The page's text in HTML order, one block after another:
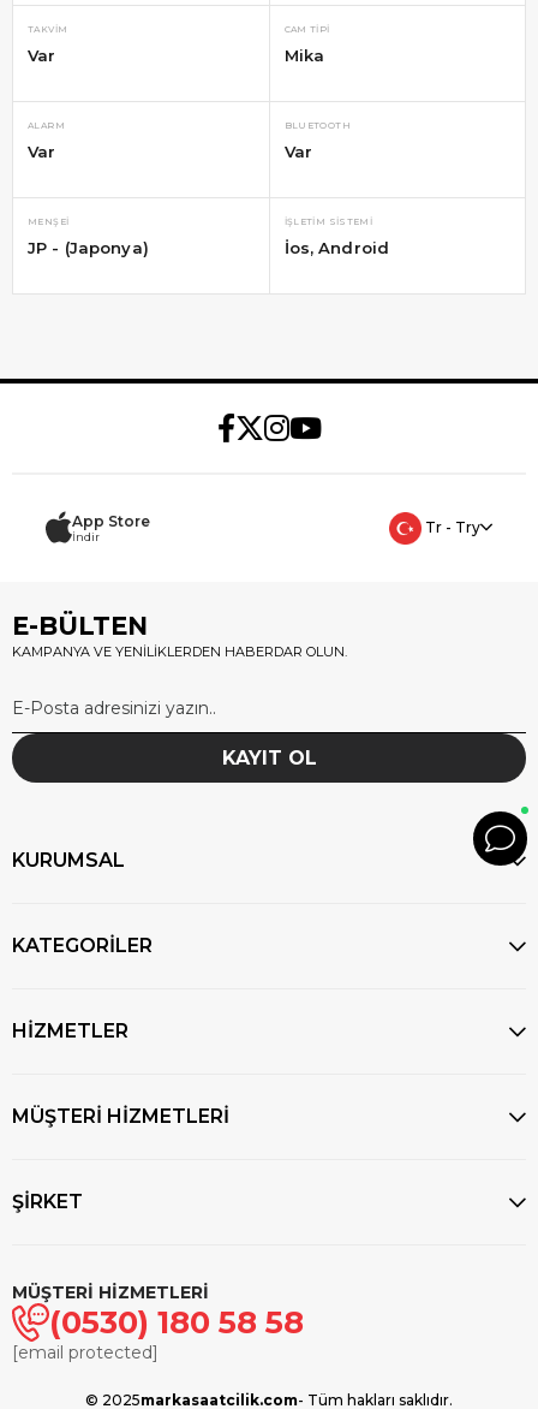
TAKVIM
Var
CAM TIPI
Mika
ALARM
Var
BLUETOOTH
Var
MENŞEI
JP - (Japonya)
İŞLETIM SISTEMI
İos Android
App Store
İndir
Tr - Try
E-BÜLTEN
KAMPANYA VE YENİLİKLERDEN HABERDAR OLUN.
KAYIT OL
KURUMSAL
KATEGORİLER
HİZMETLER
MÜŞTERİ HİZMETLERİ
ŞİRKET
MÜŞTERİ HİZMETLERİ
(0530) 180 58 58
[email protected]
© 2025markasaatcilik.com- Tüm hakları saklıdır.